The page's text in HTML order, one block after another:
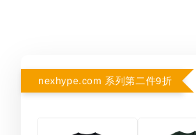
nexhype.com 系列第二件9折